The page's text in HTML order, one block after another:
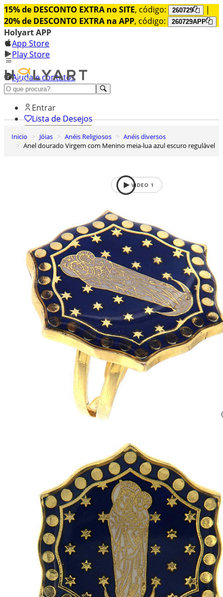
15% de DESCONTO EXTRA no SITE, código: 260729
|
20% de DESCONTO EXTRA na APP, código: 260729APP
Holyart APP
App Store
Play Store
Ajuda e contatos
Conheça premium
Entrar
Lista de Desejos
0
Carrinho de Compras
Inicio Jóias Anéis Religiosos
Anéis diversos
Anel dourado Virgem com Menino meia-lua azul escuro regulável
VIDEO 1